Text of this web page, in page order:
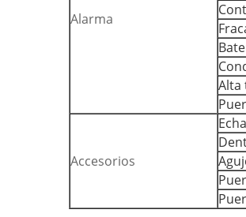
Alarma
Alta
Accesorios